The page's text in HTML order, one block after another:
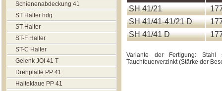
Schienenabdeckung 41
ST Halter hdg
ST Halter
ST-F Halter
ST-C Halter
Gelenk JOI 41 T
Drehplatte PP 41
Halteklaue РР 41
SH 41/21
SH 41/41-41/21 D
SH 41/41 D
Variante der Fertigung: Stahl
Tauchfeuerverzinkt (Stärke der